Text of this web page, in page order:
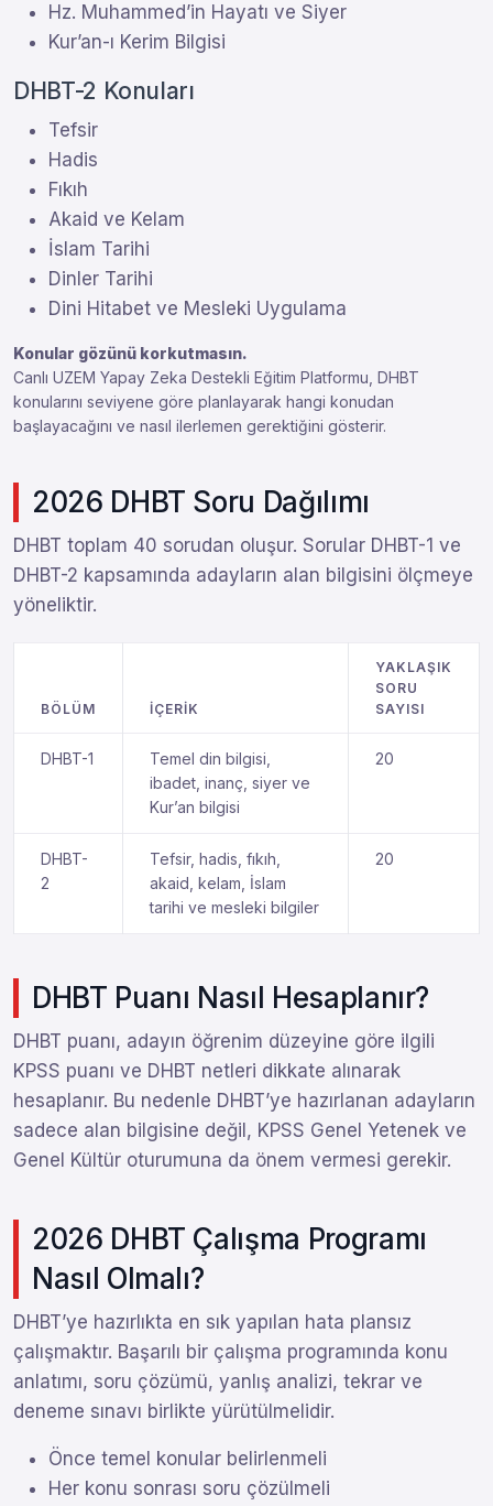
Hz. Muhammed’in Hayatı ve Siyer
Kur’an-ı Kerim Bilgisi
DHBT-2 Konuları
Tefsir
Hadis
Fıkıh
Akaid ve Kelam
İslam Tarihi
Dinler Tarihi
Dini Hitabet ve Mesleki Uygulama
Konular gözünü korkutmasın.
Canlı UZEM Yapay Zeka Destekli Eğitim Platformu, DHBT
konularını seviyene göre planlayarak hangi konudan
başlayacağını ve nasıl ilerlemen gerektiğini gösterir.
2026 DHBT Soru Dağılımı
DHBT toplam 40 sorudan oluşur. Sorular DHBT-1 ve
DHBT-2 kapsamında adayların alan bilgisini ölçmeye
yöneliktir.
BÖLÜM İÇERIK
YAKLAŞIK
SORU
SAYISI
DHBT-1
Temel din bilgisi,
ibadet, inanç, siyer ve
Kur’an bilgisi
20
DHBT-
2
Tefsir, hadis, fıkıh,
akaid, kelam, İslam
tarihi ve mesleki bilgiler
20
DHBT Puanı Nasıl Hesaplanır?
DHBT puanı, adayın öğrenim düzeyine göre ilgili
KPSS puanı ve DHBT netleri dikkate alınarak
hesaplanır. Bu nedenle DHBT’ye hazırlanan adayların
sadece alan bilgisine değil, KPSS Genel Yetenek ve
Genel Kültür oturumuna da önem vermesi gerekir.
2026 DHBT Çalışma Programı
Nasıl Olmalı?
DHBT’ye hazırlıkta en sık yapılan hata plansız
çalışmaktır. Başarılı bir çalışma programında konu
anlatımı, soru çözümü, yanlış analizi, tekrar ve
deneme sınavı birlikte yürütülmelidir.
Önce temel konular belirlenmeli
Her konu sonrası soru çözülmeli